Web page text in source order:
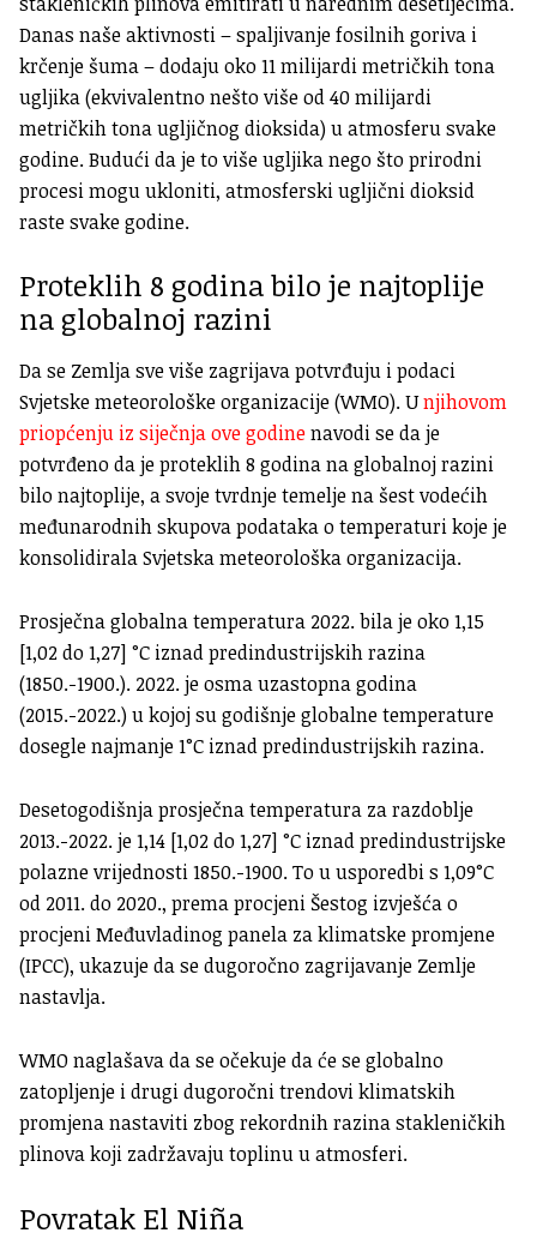
Danas naše aktivnosti – spaljivanje fosilnih goriva i
krčenje šuma – dodaju oko 11 milijardi metričkih tona
ugljika (ekvivalentno nešto više od 40 milijardi
metričkih tona ugljičnog dioksida) u atmosferu svake
godine. Budući da je to više ugljika nego što prirodni
procesi mogu ukloniti, atmosferski ugljični dioksid
raste svake godine.
Proteklih 8 godina bilo je najtoplije
na globalnoj razini
Da se Zemlja sve više zagrijava potvrđuju i podaci
Svjetske meteorološke organizacije (WMO). Unjihovom
priopćenju iz siječnja ove godinenavodi se da je
potvrđeno da je proteklih 8 godina na globalnoj razini
bilo najtoplije, a svoje tvrdnje temelje na šest vodećih
međunarodnih skupova podataka o temperaturi koje je
konsolidirala Svjetska meteorološka organizacija.
Prosječna globalna temperatura 2022. bila je oko 1,15
[1,02 do 1,27] °C iznad predindustrijskih razina
(1850.-1900.). 2022. je osma uzastopna godina
(2015.-2022.) u kojoj su godišnje globalne temperature
dosegle najmanje 1°C iznad predindustrijskih razina.
Desetogodišnja prosječna temperatura za razdoblje
2013.-2022. je 1,14 [1,02 do 1,27] °C iznad predindustrijske
polazne vrijednosti 1850.-1900. To u usporedbi s 1,09°C
od 2011. do 2020., prema procjeni Šestog izvješća o
procjeni Međuvladinog panela za klimatske promjene
(IPCC), ukazuje da se dugoročno zagrijavanje Zemlje
nastavlja.
WMO naglašava da se očekuje da će se globalno
zatopljenje i drugi dugoročni trendovi klimatskih
promjena nastaviti zbog rekordnih razina stakleničkih
plinova koji zadržavaju toplinu u atmosferi.
Povratak El Niña